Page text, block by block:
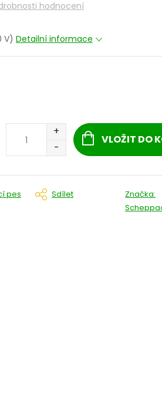
hodnocení
V) Detailní informace
VLOŽIT DO
pes Sdílet
Značka: